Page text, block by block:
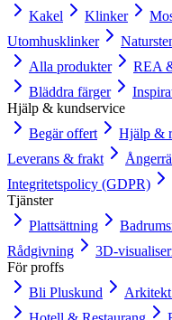
Kakel
Klinker
Utomhusklinker
Alla produkter
REA
Bläddra färger
Hjälp & kundservice
Begär offert
Hjälp &
Leverans & frakt
Integritetspolicy (GDPR)
Tjänster
Plattsättning
Rådgivning
3D-
För proffs
Bli Pluskund